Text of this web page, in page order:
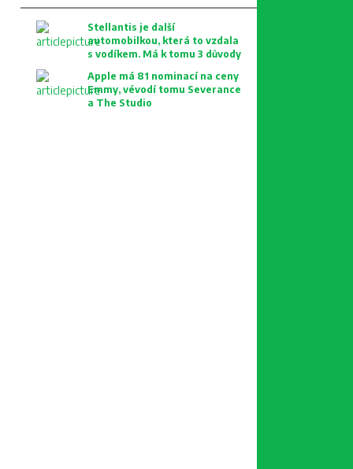
Stellantis je další
automobilkou, která to vzdala
s vodíkem. Má k tomu 3 důvody
Apple má 81 nominací na ceny
Emmy, vévodí tomu Severance
a The Studio